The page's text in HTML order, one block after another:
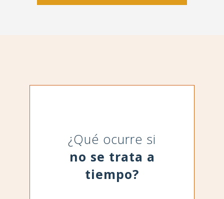
¿Qué ocurre si
no se trata a
tiempo?